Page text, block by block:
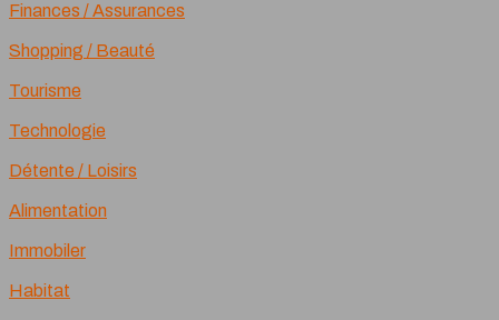
Finances / Assurances
Shopping / Beauté
Tourisme
Technologie
Détente / Loisirs
Alimentation
Immobiler
Habitat